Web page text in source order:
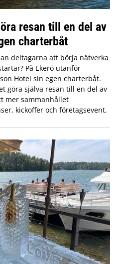
resan till en del av
charterbåt
deltagarna att börja nätverka
På Ekerö utanför
Hotel sin egen charterbåt.
göra själva resan till en del av
mer sammanhållet
kickoffer och företagsevent.